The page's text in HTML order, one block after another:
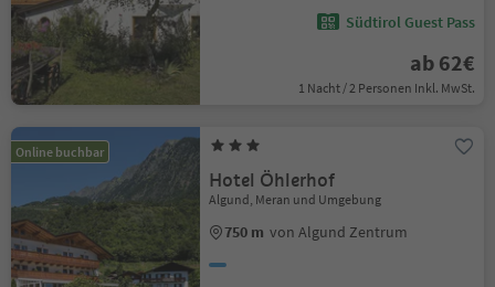
Südtirol Guest Pass
ab 62€
1 Nacht / 2 Personen Inkl. MwSt.
Online buchbar
Hotel Öhlerhof
Algund, Meran und Umgebung
750 m von Algund Zentrum